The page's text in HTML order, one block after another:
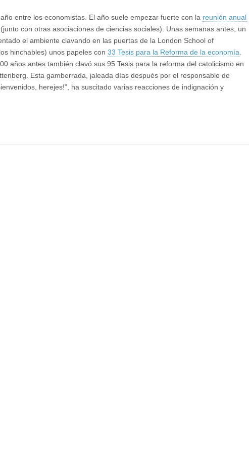
entre los economistas. El año suele empezar fuerte con la reunión anual
(junto con otras asociaciones de ciencias sociales). Unas semanas antes, un
el ambiente clavando en las puertas de la London School of
hinchables) unos papeles con 33 Tesis para la Reforma de la economía
años antes también clavó sus 95 Tesis para la reforma del catolicismo en
Esta gamberrada, jaleada días después por el responsable de
herejes!”, ha suscitado varias reacciones de indignación y